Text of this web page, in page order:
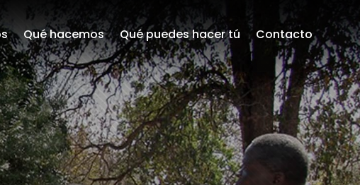
Qué hacemos Qué puedes hacer tú Contacto